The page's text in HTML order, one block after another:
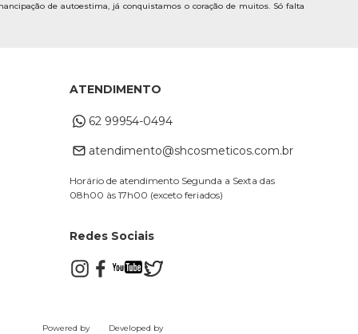
de autoestima, já conquistamos o coração de muitos. Só falta
ATENDIMENTO
62 99954-0494
atendimento@shcosmeticos.com.br
Horário de atendimento Segunda a Sexta das
08h00 às 17h00 (exceto feriados)
Redes Sociais
Powered by Developed by